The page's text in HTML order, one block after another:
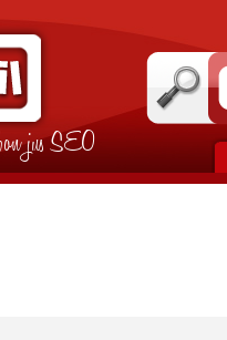
bon jus SEO